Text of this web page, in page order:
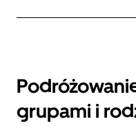
grupami i